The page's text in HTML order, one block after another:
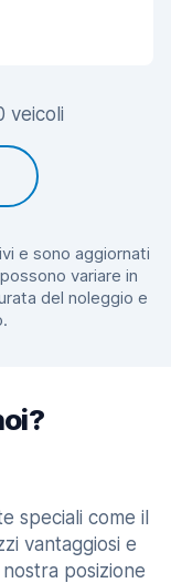
veicoli
e sono aggiornati
variare in
del noleggio e
speciali come il
vantaggiosi e
posizione